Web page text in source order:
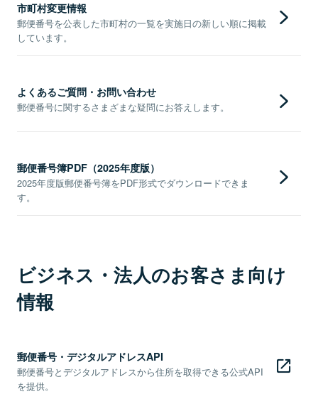
市町村変更情報
郵便番号を公表した市町村の一覧を実施日の新しい順に掲載
しています。
よくあるご質問・お問い合わせ
郵便番号に関するさまざまな疑問にお答えします。
郵便番号簿PDF（2025年度版）
2025年度版郵便番号簿をPDF形式でダウンロードできま
す。
ビジネス・法人のお客さま向け
情報
郵便番号・デジタルアドレスAPI
郵便番号とデジタルアドレスから住所を取得できる公式API
を提供。